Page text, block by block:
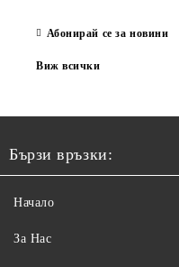
Абонирай се за новини
Виж всички
Бързи връзки:
Начало
За Нас